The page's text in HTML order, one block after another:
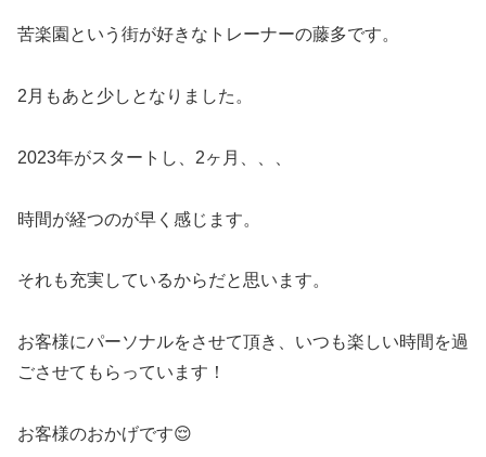
苦楽園という街が好きなトレーナーの藤多です。
2月もあと少しとなりました。
2023年がスタートし、2ヶ月、、、
時間が経つのが早く感じます。
それも充実しているからだと思います。
お客様にパーソナルをさせて頂き、いつも楽しい時間を過
ごさせてもらっています！
お客様のおかげです😌